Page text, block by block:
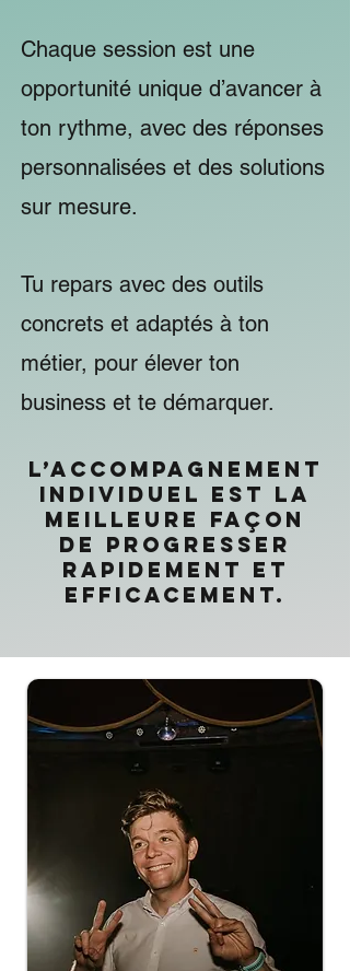
Chaque session est une
opportunité unique d’avancer à
ton rythme, avec des réponses
personnalisées et des solutions
sur mesure.
Tu repars avec des outils
concrets et adaptés à ton
métier, pour élever ton
business et te démarquer.
L’accompagnement
individuel est la
meilleure façon
de progresser
rapidement et
efficacement.